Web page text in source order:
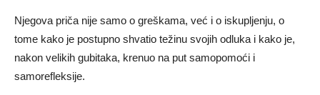
Njegova priča nije samo o greškama, već i o iskupljenju, o
tome kako je postupno shvatio težinu svojih odluka i kako je,
nakon velikih gubitaka, krenuo na put samopomoći i
samorefleksije.